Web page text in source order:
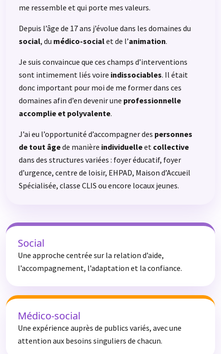
me ressemble et qui porte mes valeurs.
Depuis l’âge de 17 ans j’évolue dans les domaines du
social, du médico-socialet de l’animation.
Je suis convaincue que ces champs d’interventions
sont intimement liés voire indissociables. Il était
donc important pour moi de me former dans ces
domaines afin d’en devenir une professionnelle
accomplie et polyvalente.
J’ai eu l’opportunité d’accompagner des personnes
de tout âgede manière individuelleet collective
dans des structures variées : foyer éducatif, foyer
d’urgence, centre de loisir, EHPAD, Maison d’Accueil
Spécialisée, classe CLIS ou encore locaux jeunes.
Social
Une approche centrée sur la relation d’aide,
l’accompagnement, l’adaptation et la confiance.
Médico-social
Une expérience auprès de publics variés, avec une
attention aux besoins singuliers de chacun.